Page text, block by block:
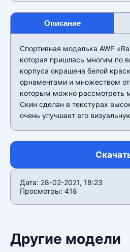
Описание
Спортивная моделька AWP
которая пришлась многим по
корпуса окрашена белой
орнаментами и множеством
которым можно рассмотреть
Скин сделан в текстурах
очень улучшает его
Дата: 28-02-2021, 18:23
Просмотры: 418
Другие модели